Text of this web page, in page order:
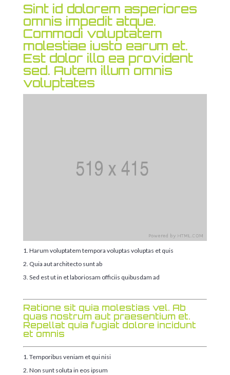
Sint id dolorem asperiores
omnis impedit atque.
Commodi voluptatem
molestiae iusto earum et.
Est dolor illo ea provident
sed. Autem illum omnis
voluptates
Harum voluptatem tempora voluptas voluptas et quis
Quia aut architecto sunt ab
Sed est ut in et laboriosam officiis quibusdam ad
Ratione sit quia molestias vel. Ab
quas nostrum aut praesentium et.
Repellat quia fugiat dolore incidunt
et omnis
Temporibus veniam et qui nisi
Non sunt soluta in eos ipsum